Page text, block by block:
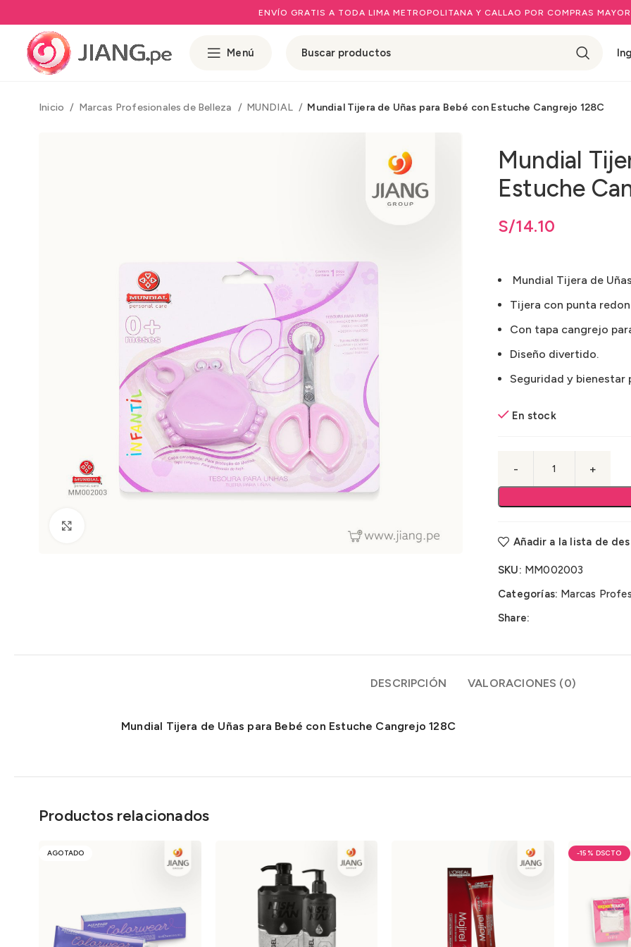
ENVÍO GRATIS A TODA LIMA METROPOLITANA Y CALLAO POR COMPRAS
Menú
Inicio Marcas Profesionales de Belleza MUNDIAL Mundial Tijera de Uñas para Bebé con Estuche Cangrejo 128C
Mundial
Estuche
S/14.10
Mundial Tijera de
Tijera con punta
Con tapa cangrejo
Diseño divertido.
Seguridad y bienestar
En stock
Añadir a la lista de
SKU: MM002003
Categorías: Marcas
Share:
DESCRIPCIÓN VALORACIONES (0)
Mundial Tijera de Uñas para Bebé con Estuche Cangrejo 128C
Productos relacionados
AGOTADO -15%